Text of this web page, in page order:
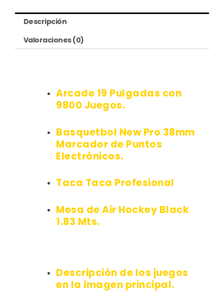
Descripción
Valoraciones (0)
Arcade 19 Pulgadas con
9800 Juegos.
Basquetbol New Pro 38mm
Marcador de Puntos
Electrónicos.
Taca Taca Profesional
Mesa de Air Hockey Black
1.83 Mts.
Descripción de los juegos
en la imagen principal.